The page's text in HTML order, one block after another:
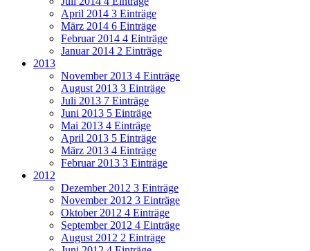
April 2014 3 Einträge
März 2014 6 Einträge
Februar 2014 4 Einträge
Januar 2014 2 Einträge
2013
November 2013 4 Einträge
August 2013 3 Einträge
Juli 2013 7 Einträge
Juni 2013 5 Einträge
Mai 2013 4 Einträge
April 2013 5 Einträge
März 2013 4 Einträge
Februar 2013 3 Einträge
2012
Dezember 2012 3 Einträge
November 2012 3 Einträge
Oktober 2012 4 Einträge
September 2012 4 Einträge
August 2012 2 Einträge